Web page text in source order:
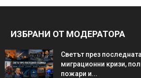
ИЗБРАНИ ОТ МОДЕРАТОРА
Светът през
миграционни кризи,
пожари и...